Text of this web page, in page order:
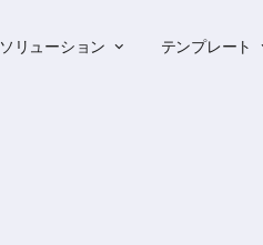
ソリューション テンプレート